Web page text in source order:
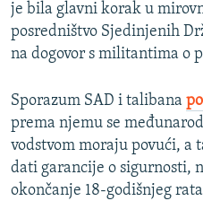
je bila glavni korak u
posredništvo Sjedinjenih
na dogovor s militantima o
Sporazum SAD i talibana
prema njemu se
vodstvom moraju povući, a
dati garancije o sigurnosti,
okončanje 18-godišnjeg